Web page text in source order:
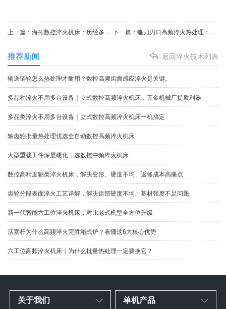
上一篇：海拓数控淬火机床：历经多轮验证，成为发动机气门超高频淬火热处理优选 下一篇：镰刀刃口高频淬火热处理：农具与刀具领域的高效表面强化方案
返回淬火技术列表
推荐新闻
输送链轮怎么热处理才耐用？数控高频齿面感应淬火是关键。
多品种淬火不用多台设备｜立式数控高频淬火机床，五金机械厂提质利器
多品类淬火不用多台设备｜立式数控高频淬火机床一机搞定
​轴齿轮批量热处理优选全自动数控高频淬火机床
大型重载工件深层硬化，选数控中频淬火机床
数控高精度轴类淬火机床，解决变形、硬度不均、返修成本高痛点
齿轮分段表面淬火工艺详解，解决齿部硬度不均、基材强度不足问题
新一代智能六工位淬火机床，对比老式机型全方位升级
​活塞杆为什么高频淬火完胜箱式炉？看懂这6大核心优势
六工位高频淬火机床｜为什么批量热处理一定要换它？
关于我们 单机产品